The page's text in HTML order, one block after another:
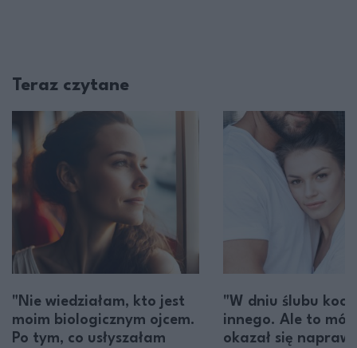
Teraz czytane
"Nie wiedziałam, kto jest
moim biologicznym ojcem.
Po tym, co usłyszałam
"W dniu ślubu
innego. Ale to mój
okazał się